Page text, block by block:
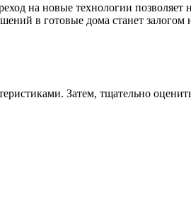
на новые технологии позволяет
в готовые дома станет залогом
Затем, тщательно